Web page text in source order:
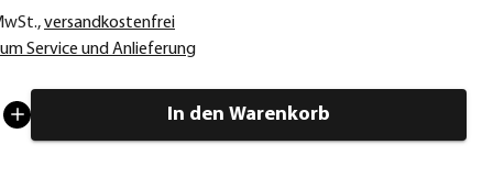
,versandkostenfrei
Service und Anlieferung
In den Warenkorb